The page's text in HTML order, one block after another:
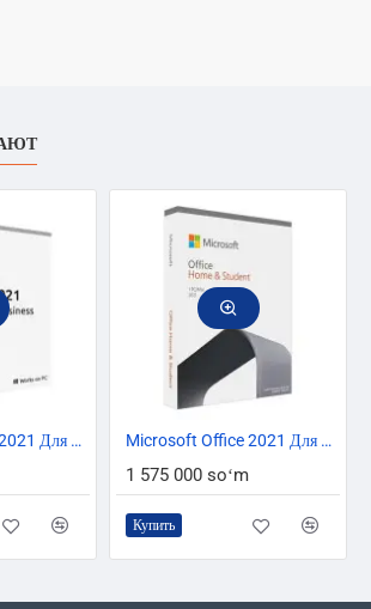
ТОП БРЕНДMicrosoft Office 2021 Для Дома и Бизнеса T5D-03484 ТОП БРЕНД
ТОЛЬКО ОНЛАЙН Microsoft Office 2021 Для Дома И Учебы 79G-05338
1 575 000 soʻm
Купить